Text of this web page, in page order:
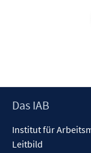
Footer
Das IAB
Institut für
Leitbild